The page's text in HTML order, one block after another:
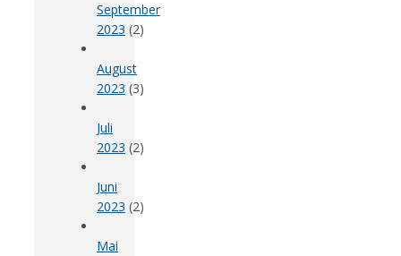
September
2023 (2)
August
2023 (3)
Juli
2023 (2)
Juni
2023 (2)
Mai